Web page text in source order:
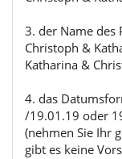
3. der Name des
Christoph &
Katharina &
4. das
/19.01.19 oder
(nehmen Sie Ihr
gibt es keine